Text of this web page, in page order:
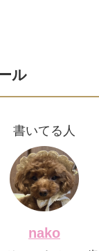
ル
書いてる人
nako